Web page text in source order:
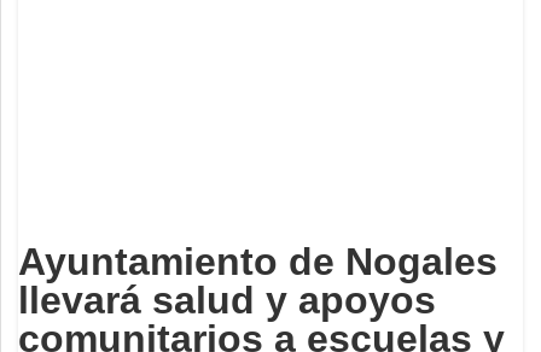
Ayuntamiento de Nogales
llevará salud y apoyos
comunitarios a escuelas y